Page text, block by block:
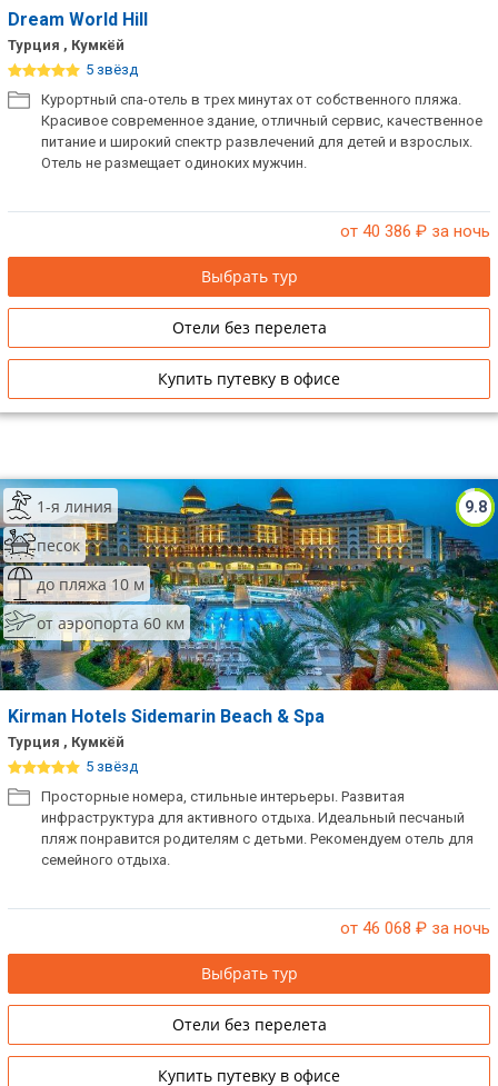
Dream World Hill
Турция , Кумкёй
5 звёзд
Курортный спа-отель в трех минутах от собственного пляжа.
Красивое современное здание, отличный сервис, качественное
питание и широкий спектр развлечений для детей и взрослых.
Отель не размещает одиноких мужчин.
от 40 386 ₽ за ночь
Выбрать тур
Отели без перелета
Купить путевку в офисе
9.8
1-я линия
песок
до пляжа 10 м
от аэропорта 60 км
Kirman Hotels Sidemarin Beach & Spa
Турция , Кумкёй
5 звёзд
Просторные номера, стильные интерьеры. Развитая
инфраструктура для активного отдыха. Идеальный песчаный
пляж понравится родителям с детьми. Рекомендуем отель для
семейного отдыха.
от 46 068 ₽ за ночь
Выбрать тур
Отели без перелета
Купить путевку в офисе